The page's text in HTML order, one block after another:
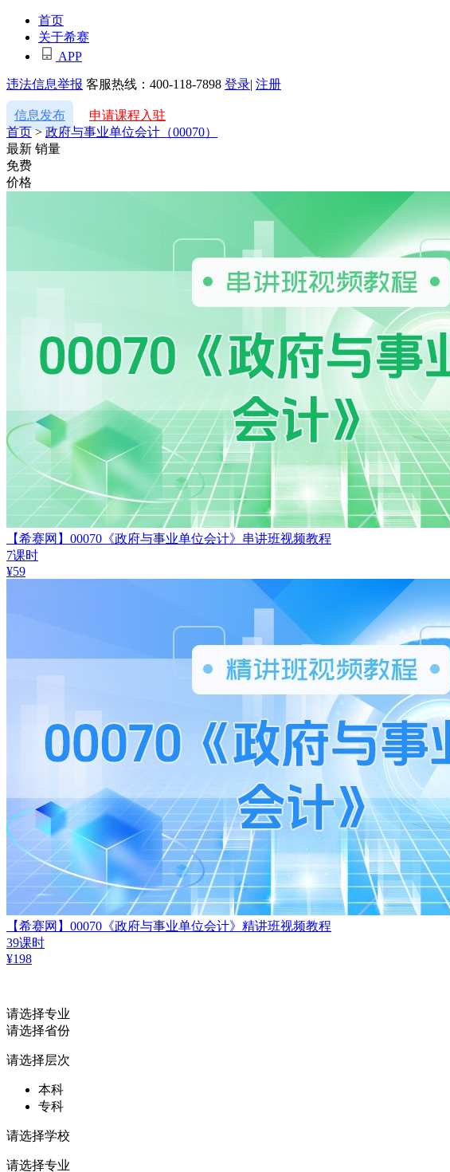
首页
关于希赛
APP
违法信息举报 客服热线：400-118-7898 登录| 注册
信息发布
申请课程入驻
首页 > 政府与事业单位会计（00070）
最新 销量
免费
价格
【希赛网】00070《政府与事业单位会计》串讲班视频教程
7课时
¥59
【希赛网】00070《政府与事业单位会计》精讲班视频教程
39课时
¥198
请选择专业
请选择省份
请选择层次
本科
专科
请选择学校
请选择专业